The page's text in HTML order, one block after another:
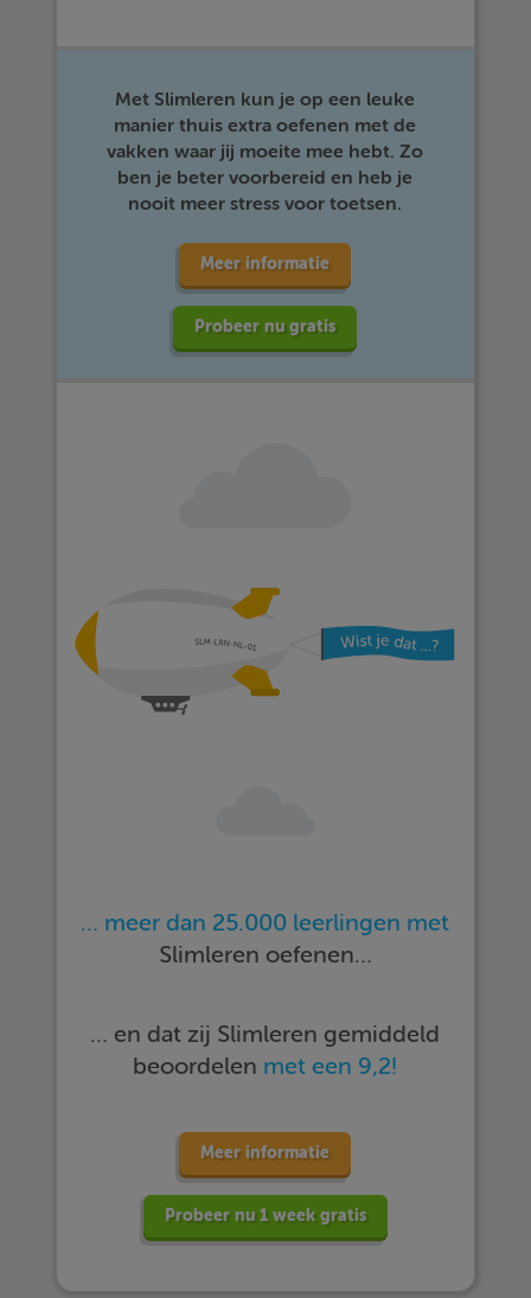
Met Slimleren kun je op een leuke
manier thuis extra oefenen met de
vakken waar jij moeite mee hebt. Zo
ben je beter voorbereid en heb je
nooit meer stress voor toetsen.
Meer informatie
Probeer nu gratis
… meer dan 25.000 leerlingen met
Slimleren oefenen…
… en dat zij Slimleren gemiddeld
beoordelen met een 9,2!
Meer informatie
Probeer nu 1 week gratis